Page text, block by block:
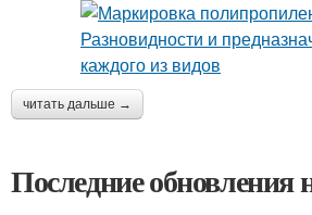
читать дальше →
Последние обновления